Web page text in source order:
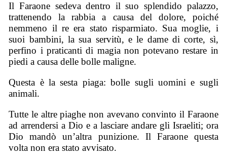
Il Faraone sedeva dentro il suo splendido palazzo,
trattenendo la rabbia a causa del dolore, poiché
nemmeno il re era stato risparmiato. Sua moglie, i
suoi bambini, la sua servitù, e le dame di corte, sì,
perfino i praticanti di magia non potevano restare in
piedi a causa delle bolle maligne.
Questa è la sesta piaga: bolle sugli uomini e sugli
animali.
Tutte le altre piaghe non avevano convinto il Faraone
ad arrendersi a Dio e a lasciare andare gli Israeliti; ora
Dio mandò un’altra punizione. Il Faraone questa
volta non era stato avvisato.